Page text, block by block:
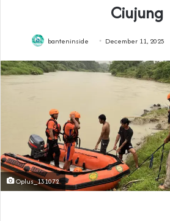
Ciujung
banteninside December 11, 2025
Oplus_131072